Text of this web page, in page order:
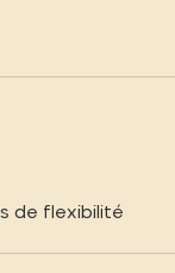
de flexibilité